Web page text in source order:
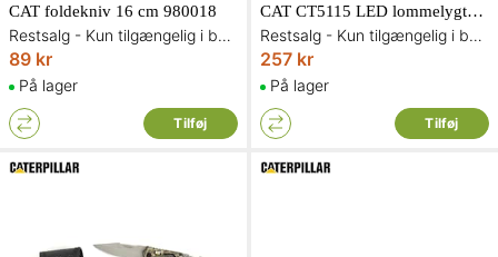
CAT foldekniv 16 cm 980018
Restsalg - Kun tilgængelig i begrænset antal og så længe lager haves
89 kr
På lager
Tilføj
CAT CT5115 LED lommelygte/spotlampe genopladelig 200 lumen
Restsalg - Kun tilgængelig i begrænset antal og så længe lager haves
257 kr
På lager
Tilføj